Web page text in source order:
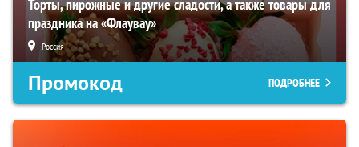
Торты, пирожные и другие сладости, а также товары для
праздника на «Флаувау»
Россия
Промокод ПОДРОБНЕЕ